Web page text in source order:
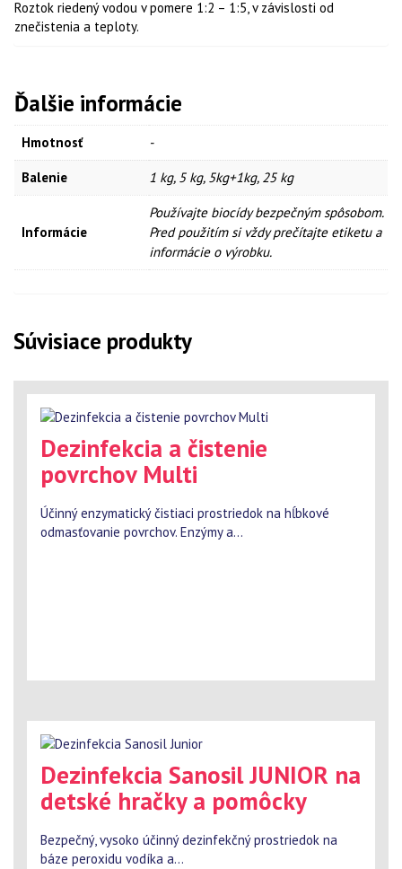
Roztok riedený vodou v pomere 1:2 – 1:5, v závislosti od
znečistenia a teploty.
Ďalšie informácie
Hmotnosť -
Balenie 1 kg, 5 kg, 5kg+1kg, 25 kg
Informácie
Používajte biocídy bezpečným spôsobom.
Pred použitím si vždy prečítajte etiketu a
informácie o výrobku.
Súvisiace produkty
Dezinfekcia a čistenie
povrchov Multi
Účinný enzymatický čistiaci prostriedok na hĺbkové
odmasťovanie povrchov. Enzýmy a...
Dezinfekcia Sanosil JUNIOR na
detské hračky a pomôcky
Bezpečný, vysoko účinný dezinfekčný prostriedok na
báze peroxidu vodíka a...